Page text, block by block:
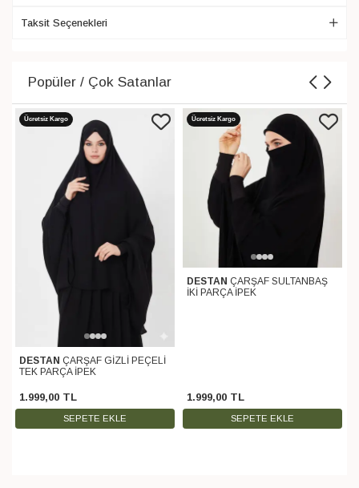
Taksit Seçenekleri
Popüler / Çok Satanlar
Ücretsiz Kargo
DESTAN ÇARŞAF GİZLİ PEÇELİ
TEK PARÇA İPEK
1.999,00 TL
SEPETE EKLE
Ücretsiz Kargo
DESTAN ÇARŞAF SULTANBAŞ
İKİ PARÇA İPEK
1.999,00 TL
SEPETE EKLE